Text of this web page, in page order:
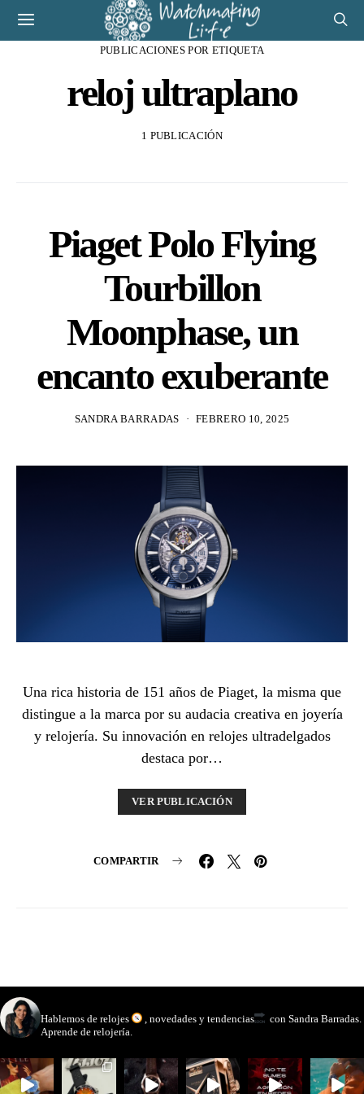
PUBLICACIONES POR ETIQUETA
reloj ultraplano
1 PUBLICACIÓN
Piaget Polo Flying
Tourbillon
Moonphase, un
encanto exuberante
SANDRA BARRADAS FEBRERO 10, 2025
Una rica historia de 151 años de Piaget, la misma que
distingue a la marca por su audacia creativa en joyería
y relojería. Su innovación en relojes ultradelgados
destaca por…
VER PUBLICACIÓN
COMPARTIR
Hablemos de relojes , novedades y tendencias
con Sandra Barradas.
Aprende de relojería.